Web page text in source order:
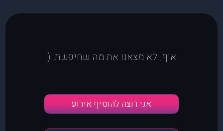
אוף, לא מצאנו את מה שחיפשת :(
אני רוצה להוסיף אירוע